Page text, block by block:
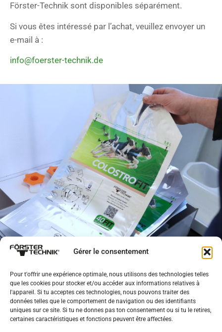
Gérer le consentement
Pour t'offrir une expérience optimale, nous utilisons des technologies telles
que les cookies pour stocker et/ou accéder aux informations relatives à
l'appareil. Si tu acceptes ces technologies, nous pouvons traiter des
données telles que le comportement de navigation ou des identifiants
uniques sur ce site. Si tu ne donnes pas ton consentement ou si tu le retires,
certaines caractéristiques et fonctions peuvent être affectées.
Förster-Technik sont disponibles séparément.
Si vous êtes intéressé par l’achat, veuillez envoyer un
e-mail à :
info@foerster-technik.de